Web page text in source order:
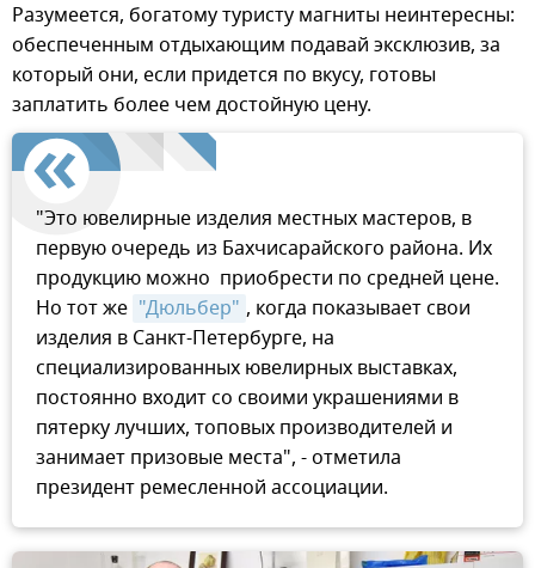
Разумеется, богатому туристу магниты неинтересны:
обеспеченным отдыхающим подавай эксклюзив, за
который они, если придется по вкусу, готовы
заплатить более чем достойную цену.
"Это ювелирные изделия местных мастеров, в
первую очередь из Бахчисарайского района. Их
продукцию можно приобрести по средней цене.
Но тот же "Дюльбер" , когда показывает свои
изделия в Санкт-Петербурге, на
специализированных ювелирных выставках,
постоянно входит со своими украшениями в
пятерку лучших, топовых производителей и
занимает призовые места", - отметила
президент ремесленной ассоциации.